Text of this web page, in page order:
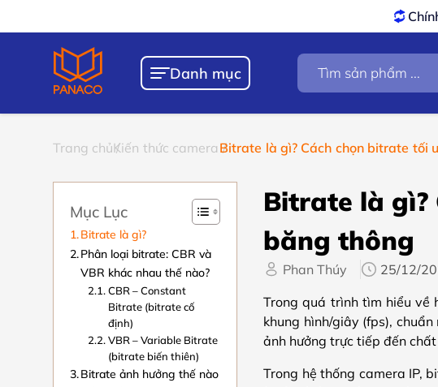
Bảo hành – Đổi
Danh mục
Tìm
kiếm
sản
Trang chủKiến thức camera Bitrate là gì? Cách chọn bitrate tối
Mục Lục
Bitrate là gì?
Phân loại bitrate: CBR và
VBR khác nhau thế nào?
CBR – Constant
Bitrate (bitrate cố
định)
VBR – Variable Bitrate
(bitrate biến thiên)
Bitrate ảnh hưởng thế nào
Bitrate là gì?
băng thông
Phan Thúy 25/12/
Trong quá trình tìm hiểu về
khung hình/giây (fps),
ảnh hưởng trực tiếp đến
Trong hệ thống camera IP,